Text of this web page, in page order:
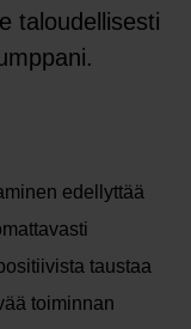
taloudellisesti
edellyttää
taustaa
toiminnan